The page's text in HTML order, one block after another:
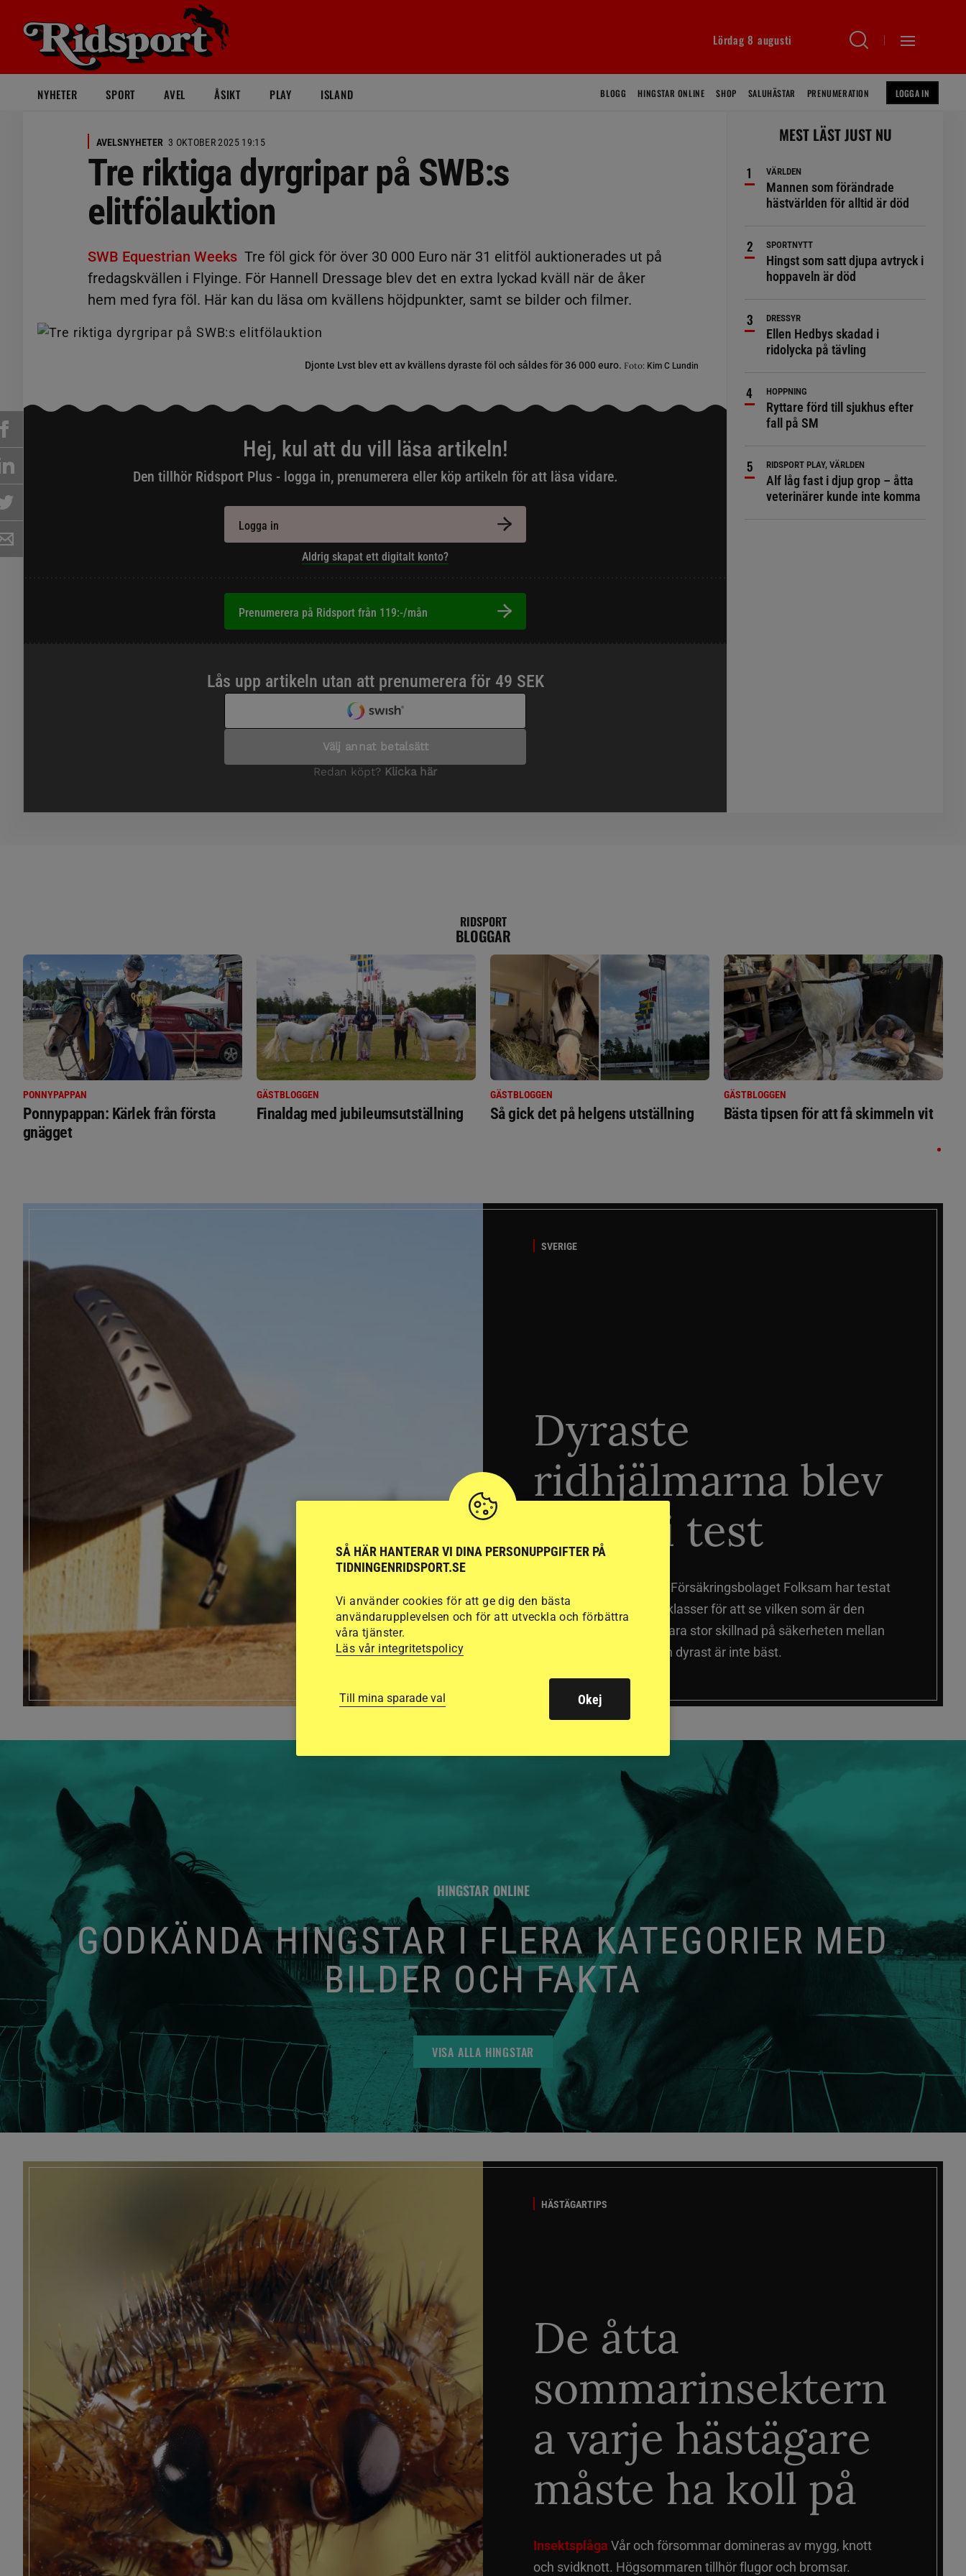
Lördag 8 augusti
NYHETER SPORT AVEL ÅSIKT PLAY ISLAND BLOGG HINGSTAR ONLINE SHOP SALUHÄSTAR PRENUMERATION LOGGA IN
AVELSNYHETER 3 OKTOBER 2025 19:15
Tre riktiga dyrgripar på SWB:s
elitfölauktion
SWB Equestrian Weeks Tre föl gick för över 30 000 Euro när 31 elitföl auktionerades ut på
fredagskvällen i Flyinge. För Hannell Dressage blev det en extra lyckad kväll när de åker
hem med fyra föl. Här kan du läsa om kvällens höjdpunkter, samt se bilder och filmer.
Djonte Lvst blev ett av kvällens dyraste föl och såldes för 36 000 euro. Foto: Kim C Lundin
Hej, kul att du vill läsa artikeln!
Den tillhör Ridsport Plus - logga in, prenumerera eller köp artikeln för att läsa vidare.
Logga in
Aldrig skapat ett digitalt konto?
Prenumerera på Ridsport från 119:-/mån
MEST LÄST JUST NU
VÄRLDEN
Mannen som förändrade
hästvärlden för alltid är död
SPORTNYTT
Hingst som satt djupa avtryck i
hoppaveln är död
DRESSYR
Ellen Hedbys skadad i
ridolycka på tävling
HOPPNING
Ryttare förd till sjukhus efter
fall på SM
RIDSPORT PLAY, VÄRLDEN
Alf låg fast i djup grop – åtta
veterinärer kunde inte komma
RIDSPORT
BLOGGAR
PONNYPAPPAN
Ponnypappan: Kärlek från första
gnägget
GÄSTBLOGGEN
Finaldag med jubileumsutställning
GÄSTBLOGGEN
Så gick det på helgens utställning
GÄSTBLOGGEN
Bästa tipsen för att få skimmeln vit
SVERIGE
Dyraste
ridhjälmarna blev
sämst i test
Försäkringsbolaget Folksam har testat
15 ridhjälmar i olika prisklasser för att se vilken som är den
säkraste. Det visar sig vara stor skillnad på säkerheten mellan
de olika hjälmarna – och dyrast är inte bäst.
HINGSTAR ONLINE
GODKÄNDA HINGSTAR I FLERA KATEGORIER MED
BILDER OCH FAKTA
VISA ALLA HINGSTAR
HÄSTÄGARTIPS
De åtta
sommarinsektern
a varje hästägare
måste ha koll på
Insektsplåga Vår och försommar domineras av mygg, knott
och svidknott. Högsommaren tillhör flugor och bromsar.
SÅ HÄR HANTERAR VI DINA PERSONUPPGIFTER PÅ
TIDNINGENRIDSPORT.SE
Vi använder cookies för att ge dig den bästa
användarupplevelsen och för att utveckla och förbättra
våra tjänster.
Läs vår integritetspolicy
Till mina sparade val Okej